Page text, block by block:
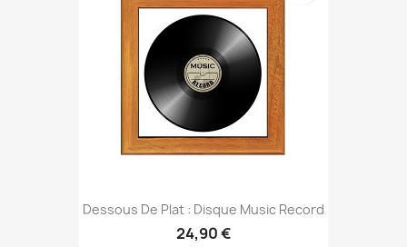
Dessous De Plat : Disque Music Record
24,90 €